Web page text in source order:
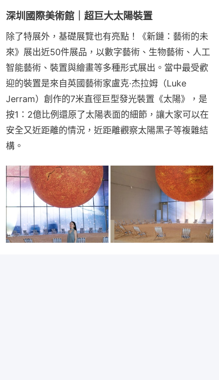
深圳國際美術館｜超巨大太陽裝置
除了特展外，基礎展覽也有亮點！《新鏈：藝術的未
來》展出近50件展品，以數字藝術、生物藝術、人工
智能藝術、裝置與繪畫等多種形式展出。當中最受歡
迎的裝置是來自英國藝術家盧克·杰拉姆（Luke
Jerram）創作的7米直徑巨型發光裝置《太陽》，是
按1：2億比例還原了太陽表面的細節，讓大家可以在
安全又近距離的情況，近距離觀察太陽黑子等複雜結
構。